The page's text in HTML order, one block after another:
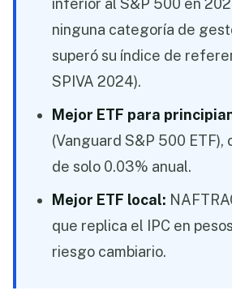
ninguna categoría de
superó su índice de
SPIVA 2024).
Mejor ETF para
(Vanguard S&P 500 ETF),
de solo 0.03% anual.
Mejor ETF local:
que replica el IPC en
riesgo cambiario.